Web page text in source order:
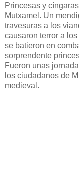
Princesas y
Mutxamel. Un
travesuras a los
causaron terror a
se batieron en
sorprendente
Fueron unas
los ciudadanos de
medieval.